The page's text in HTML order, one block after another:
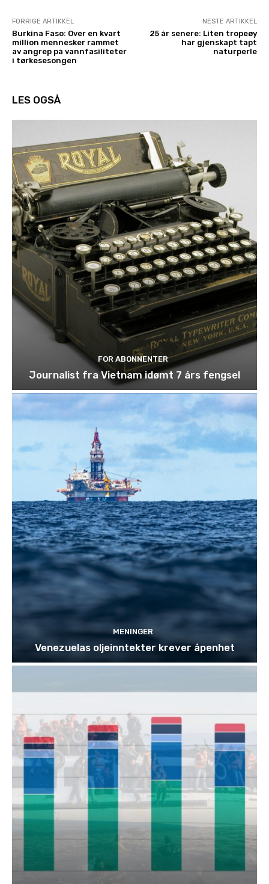
FORRIGE ARTIKKEL
Burkina Faso: Over en kvart
million mennesker rammet
av angrep på vannfasiliteter
i tørkesesongen
NESTE ARTIKKEL
25 år senere: Liten tropeøy
har gjenskapt tapt
naturperle
LES OGSÅ
FOR ABONNENTER
Journalist fra Vietnam idømt 7 års fengsel
MENINGER
Venezuelas oljeinntekter krever åpenhet